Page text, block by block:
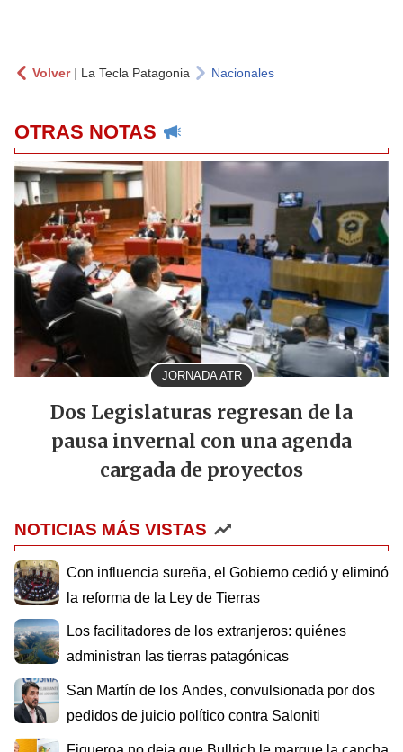
Volver| La Tecla Patagonia Nacionales
OTRAS NOTAS
JORNADA ATR
Dos Legislaturas regresan de la
pausa invernal con una agenda
cargada de proyectos
NOTICIAS MÁS VISTAS
Con influencia sureña, el Gobierno cedió y eliminó
la reforma de la Ley de Tierras
Los facilitadores de los extranjeros: quiénes
administran las tierras patagónicas
San Martín de los Andes, convulsionada por dos
pedidos de juicio político contra Saloniti